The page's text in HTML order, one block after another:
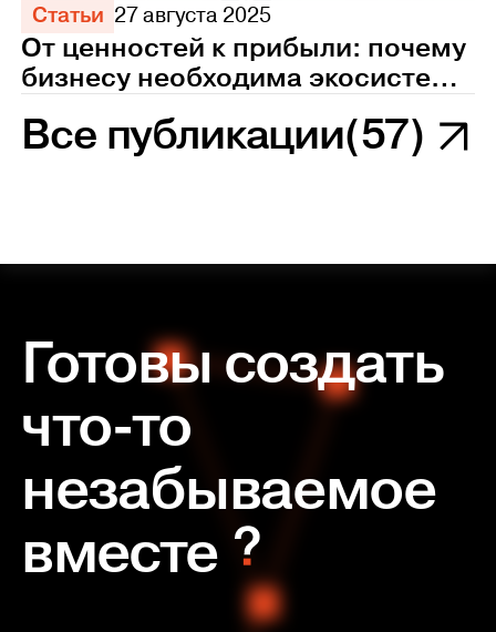
Статьи 27 августа 2025
От ценностей к прибыли: почему
бизнесу необходима экосистема
управления персоналом
Все публикации(57)
Готовы создать
что-то
незабываемое
вместе